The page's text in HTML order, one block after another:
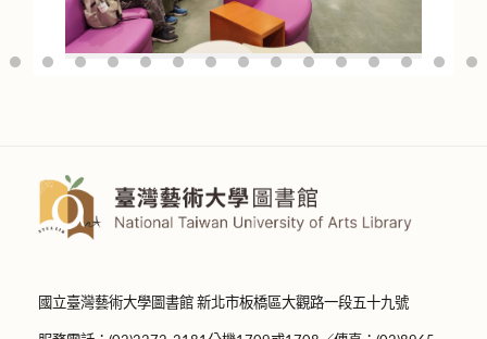
國立臺灣藝術大學圖書館 新北市板橋區大觀路一段五十九號